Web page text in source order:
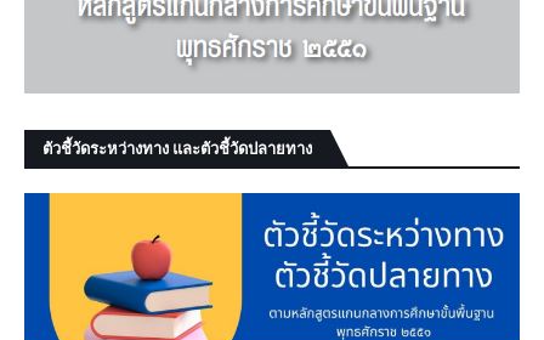
ตัวชี้วัดระหว่างทาง และตัวชี้วัดปลายทาง